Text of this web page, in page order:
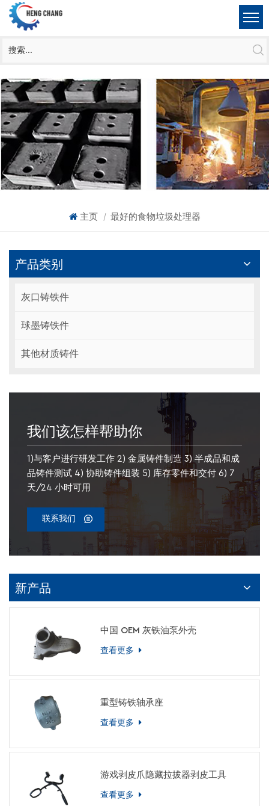
主页 | 最好的食物垃圾处理器
产品类别
灰口铸铁件
球墨铸铁件
其他材质铸件
我们该怎样帮助你
1)与客户进行研发工作 2) 金属铸件制造 3) 半成品和成
品铸件测试 4) 协助铸件组装 5) 库存零件和交付 6) 7
天/24 小时可用
联系我们
新产品
中国 OEM 灰铁油泵外壳
查看更多
重型铸铁轴承座
查看更多
游戏剥皮爪隐藏拉拔器剥皮工具
查看更多